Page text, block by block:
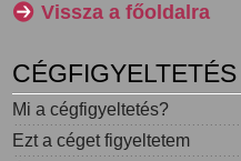
Vissza a főoldalra
CÉGFIGYELTETÉS
Mi a cégfigyeltetés?
Ezt a céget figyeltetem